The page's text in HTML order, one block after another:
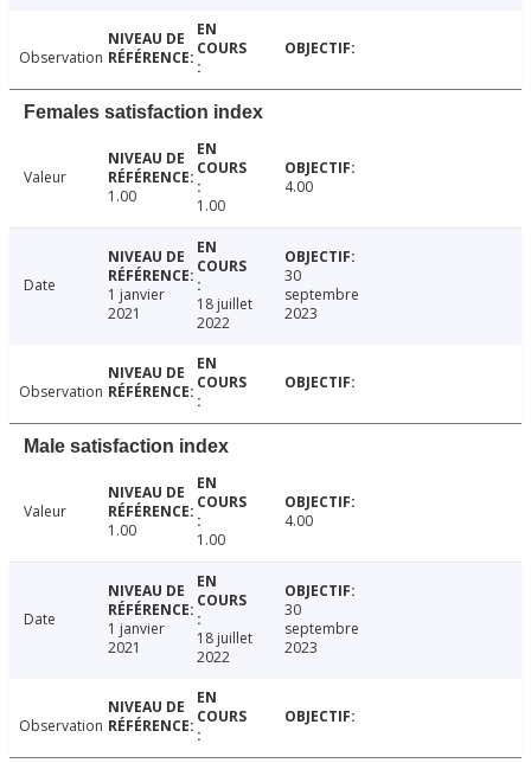
Observation
Females satisfaction index
Valeur
1.00
1.00
4.00
Date
1 janvier
2021
18 juillet
2022
30
septembre
2023
Observation
Male satisfaction index
Valeur
1.00
1.00
4.00
Date
1 janvier
2021
18 juillet
2022
30
septembre
2023
Observation